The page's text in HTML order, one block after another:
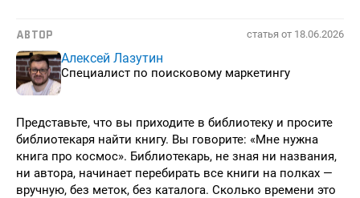
АВТОР статья от 18.06.2026
Алексей Лазутин
Специалист по поисковому маркетингу
Представьте, что вы приходите в библиотеку и просите
библиотекаря найти книгу. Вы говорите: «Мне нужна
книга про космос». Библиотекарь, не зная ни названия,
ни автора, начинает перебирать все книги на полках —
вручную, без меток, без каталога. Сколько времени это